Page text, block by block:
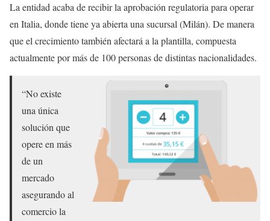
La entidad acaba de recibir la aprobación regulatoria para operar
en Italia, donde tiene ya abierta una sucursal (Milán). De manera
que el crecimiento también afectará a la plantilla, compuesta
actualmente por más de 100 personas de distintas nacionalidades.
“No existe
una única
solución que
opere en más
de un
mercado
asegurando al
comercio la